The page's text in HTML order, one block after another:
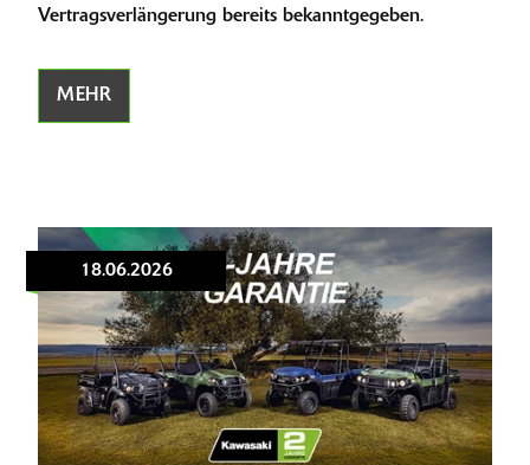
Vertragsverlängerung bereits bekanntgegeben.
MEHR
18.06.2026